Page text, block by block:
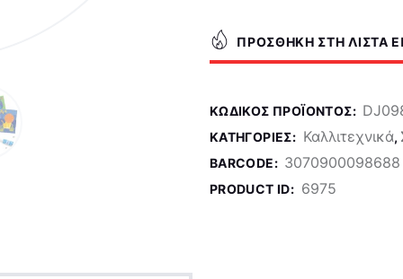
ΠΡΟΣΘΉΚΗ ΣΤΗ ΛΊΣΤΑ
ΚΩΔΙΚΌΣ ΠΡΟΪΌΝΤΟΣ:
ΚΑΤΗΓΟΡΊΕΣ: Καλλιτεχνικά,
BARCODE: 3070900098688
PRODUCT ID: 6975